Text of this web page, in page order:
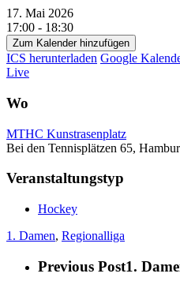
17. Mai 2026
17:00 - 18:30
Zum Kalender hinzufügen
ICS herunterladen Google
Live
Wo
MTHC Kunstrasenplatz
Bei den Tennisplätzen 65,
Veranstaltungstyp
Hockey
1. Damen, Regionalliga
Previous Post1.